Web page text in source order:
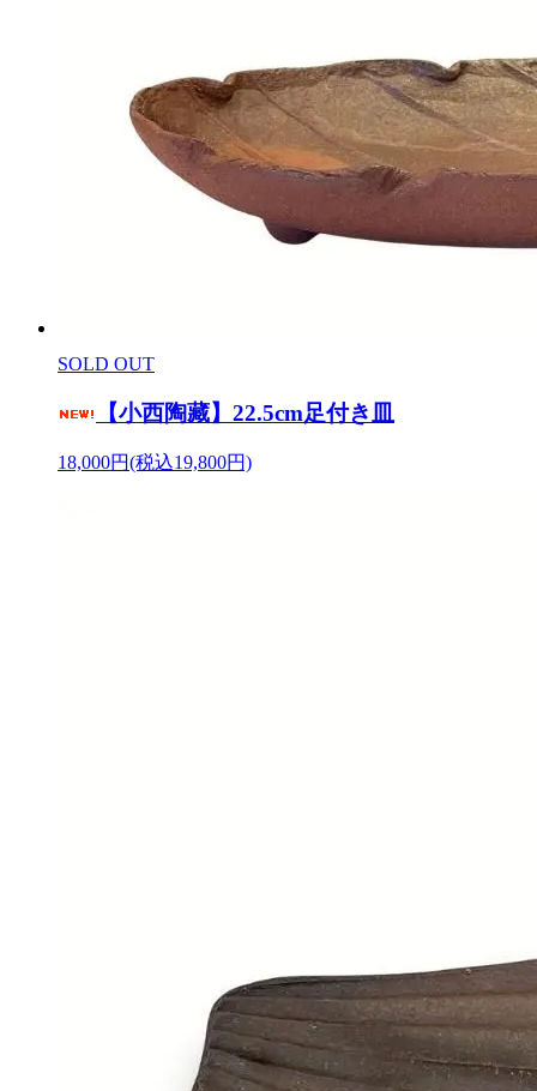
SOLD OUT
【小西陶藏】22.5cm足付き皿
18,000円(税込19,800円)